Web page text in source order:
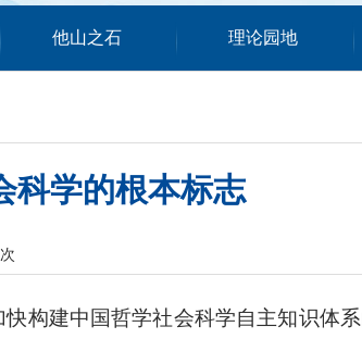
他山之石 理论园地
科学的根本标志
构建中国哲学社会科学自主知识体系